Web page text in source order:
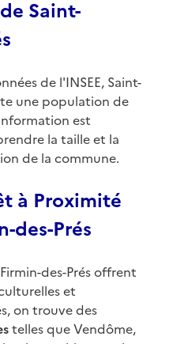
Saint-
de l'INSEE, Saint-
une population de
est
la taille et la
de la commune.
à Proximité
des-Prés
des-Prés offrent
et
on trouve des
telles que Vendôme,